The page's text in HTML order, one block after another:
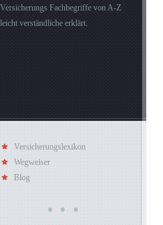
Versicherungs Fachbegriffe von A-Z
leicht verständliche erklärt.
Versicherungslexikon
Wegweiser
Blog